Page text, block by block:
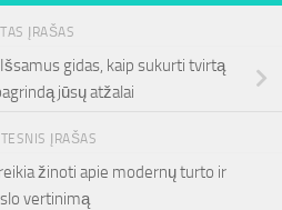
ĮRAŠAS
gidas, kaip sukurti tvirtą
jūsų atžalai
ĮRAŠAS
žinoti apie modernų turto ir
vertinimą